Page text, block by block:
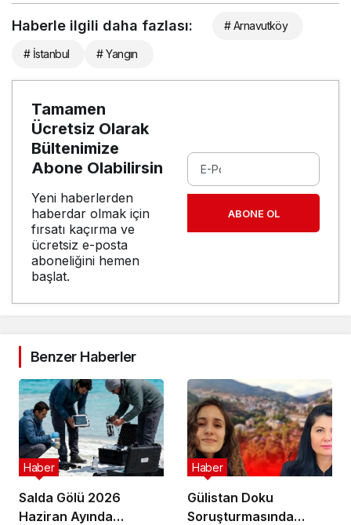
Haberle ilgili daha fazlası: # Arnavutköy
# İstanbul # Yangın
Tamamen
Ücretsiz Olarak
Bültenimize
Abone Olabilirsin
Yeni haberlerden
haberdar olmak için
fırsatı kaçırma ve
ücretsiz e-posta
aboneliğini hemen
başlat.
ABONE OL
Benzer Haberler
Salda Gölü 2026
Haziran Ayında
Haber
Gülistan Doku
Soruşturmasında
Haber